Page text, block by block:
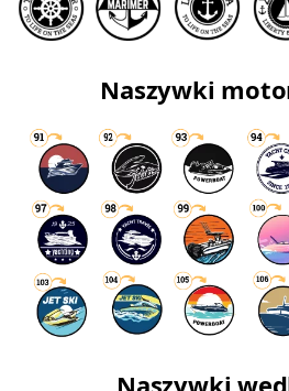
Naszywki
Naszywki